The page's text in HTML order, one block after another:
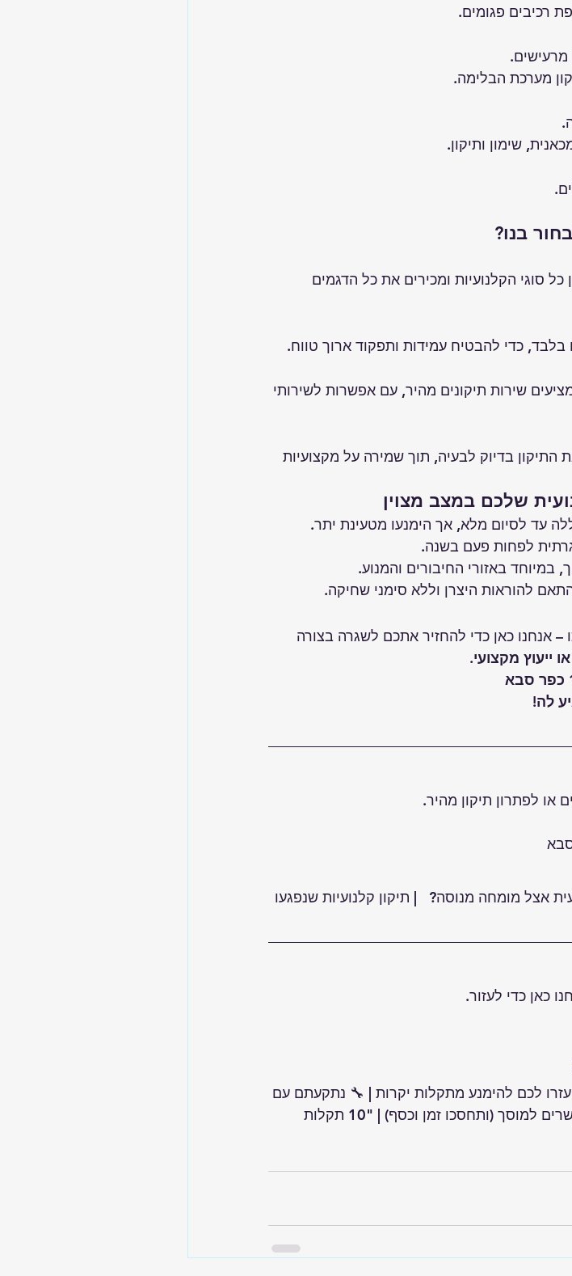
רכיבים פגומים.
מרעישים.
מערכת הבלימה.
שימון ותיקון.
בנו?
סוגי הקלנועיות ומכירים את כל הדגמים
בלבד, כדי להבטיח עמידות ותפקוד ארוך טווח.
שירות תיקונים מהיר, עם אפשרות לשירותי
התיקון בדיוק לבעיה, תוך שמירה על מקצועיות
שלכם במצב מצוין
עד לסיום מלא, אך הימנעו מטעינת יתר.
לפחות פעם בשנה.
במיוחד באזורי החיבורים והמנוע.
להוראות היצרן וללא סימני שחיקה.
– אנחנו כאן כדי להחזיר אתכם לשגרה בצורה
ייעוץ מקצועי.
לה!
או לפתרון תיקון מהיר.
אצל מומחה מנוסה? | תיקון קלנועיות שנפגעו
כאן כדי לעזור.
| 🔧 נתקעתם עם
למוסך (ותחסכו זמן וכסף) |
"10 תקלות